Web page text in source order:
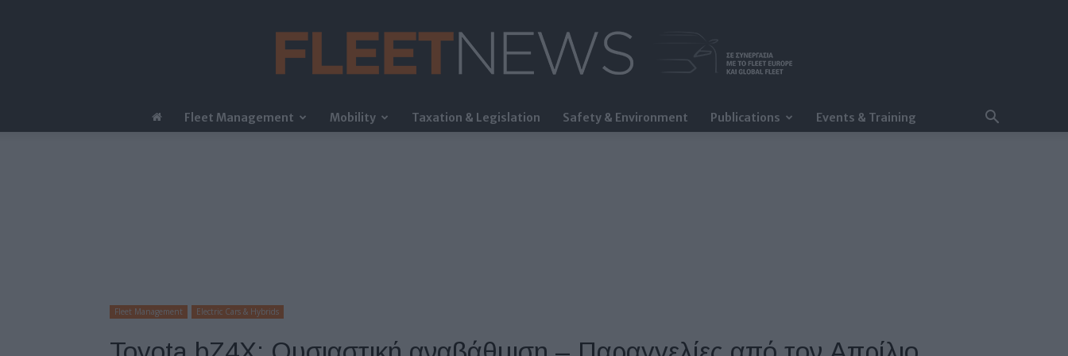
FleetNews
Fleet Management Mobility Taxation & Legislation Safety & Environment Publications Events & Training
Fleet Management Electric Cars & Hybrids